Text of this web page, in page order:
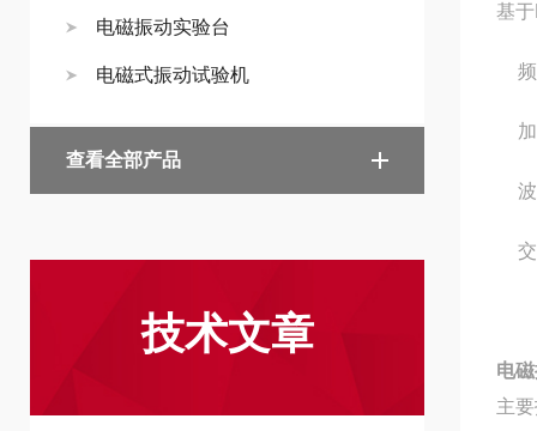
电磁振动实验台
电磁式振动试验机
查看全部产品
技术文章
基
电
主